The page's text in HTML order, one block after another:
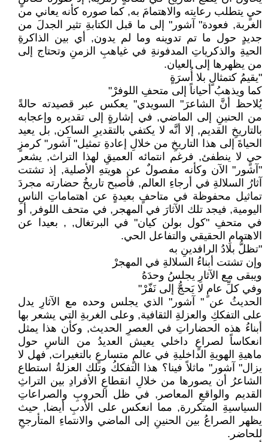
حيٍ يتطلب رعايته والاهتمامَ به, كما صوره كأنه يعاني من
الغربة, فعودة" آشور" إلى ما قبل الكتابةِ تثير الجدلَ من
جديدٍ حول ما تم تدوينه وما لم يدون, أي بين الذاكرةِ
الحيةِ والذكرياتِ المدفونةِ في غياهبِ الزمنِ وتحتاج إلى
من يظهرها إلى العيان.
"يقيمُ كتمثالٍ بلا أُسرَةٍ
كما ويذهبُ أحياناً إلى متحفِ اللوفرْ"
يُلاحظ أنَّ الشاعرَ" السويدي" يعكس عبر قصيدته حالةً
من الحنينِ إلى الماضي, في إشارةٍ إلى تقديره وإعجابه
بالتاريخِ القديم, إلا أنَّه لا يكتفي بالتقديرِ الساكن, بل يعيد
الحياةَ إلى هذا التاريخِ من خلالِ إعادةِ تمثيل" آشور" كرمزٍ
حيٍ لا ينطفئ, فرغم انتمائه العميقِ لهذا التراث, يشعر
"آشور" الآن وكأنه مفصولٌ عن هويتهِ الأصلية, إذ تشتت
آثارُ السلالةِ في أرجاءِ العالم, فأصبح تاريخُ حضارته مجردَ
تماثيل محفوظة في متاحفٍ بعيدةٍ عن اهتماماتِ الناسِ
اليومية, فيجد تلك الآثارَ في المهجر, في متحف اللوفر, أو
في متحفِ "كول بولن كيان" في البرتغال, , بعيدا عن
الاهتمامِ الحقيقي والتفاعل الحي.
"تظلُّ بلادُ الرافدينِ به
وإن تشتت أبناءُ السلالةِ في المهجرْ
ويبقى مع الآثارِ يجلسُ وحدَهُ
وفي كلِّ عامٍ لا يَحجُّ إلى نَفّرْ"
الحديثُ عن " آشور" الذي يجلس وحده مع الآثارِ يدل
على التفككِ والعزلةِ الثقافية, وعلى الغربةِ التي يشعر بها
أبناءُ هذه الحضاراتِ في العصرِ الحديث, وكأن هذا يمثل
انعكاساً لصراعٍ داخلي يعيش العديدُ من الناسِ حول
ماهيةِ الهويةِ الداخليةِ في عالمٍ متسارعٍ بالتغيرات, فهل لا
يزال" آشور" ماثلاً فينا؟ هذا التفككُ وتلك العزلةُ استطاع
الشاعرُ أن يصورها من خلالِ انقطاعِ الأفرادِ بين التراثِ
القديم والواقعِ المعاصر, في ظل الحروبِ والصراعاتِ
السياسيةِ المتكررة, مما انعكس على الأدبِ أيضا, حيث
يظهر الصراعُ بين الحنينِ إلى الماضي والانتماءِ المتأرجحِ
للحاضر.